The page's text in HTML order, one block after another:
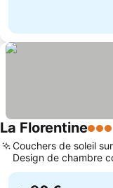
La Florentine3
Couchers de soleil
Design de chambre